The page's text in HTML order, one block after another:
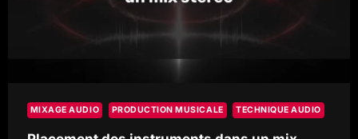
MIXAGE AUDIO PRODUCTION MUSICALE TECHNIQUE AUDIO